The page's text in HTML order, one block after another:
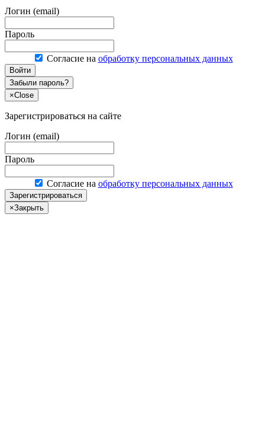
Логин (email)
Пароль
Согласие на обработку персональных данных
Войти
Забыли пароль?
×Close
Зарегистрироваться на сайте
Логин (email)
Пароль
Согласие на обработку персональных данных
Зарегистрироваться
×Закрыть